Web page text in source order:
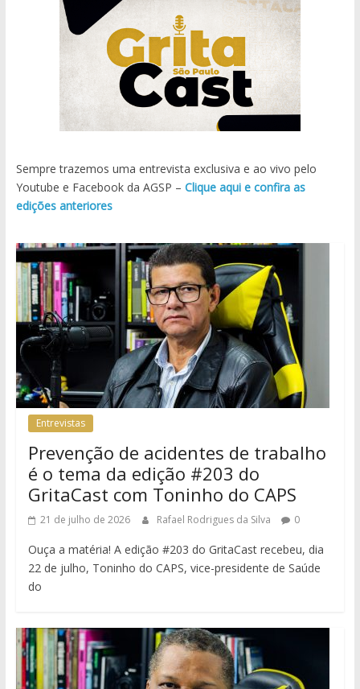
Sempre trazemos uma entrevista exclusiva e ao vivo pelo
Youtube e Facebook da AGSP – Clique aqui e confira as
edições anteriores
Entrevistas
Prevenção de acidentes de trabalho
é o tema da edição #203 do
GritaCast com Toninho do CAPS
21 de julho de 2026 Rafael Rodrigues da Silva 0
Ouça a matéria! A edição #203 do GritaCast recebeu, dia
22 de julho, Toninho do CAPS, vice-presidente de Saúde
do